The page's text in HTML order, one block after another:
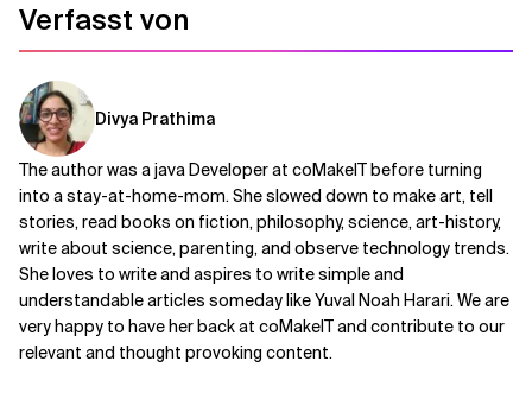
Verfasst von
Divya Prathima
The author was a java Developer at coMakeIT before turning
into a stay-at-home-mom. She slowed down to make art, tell
stories, read books on fiction, philosophy, science, art-history,
write about science, parenting, and observe technology trends.
She loves to write and aspires to write simple and
understandable articles someday like Yuval Noah Harari. We are
very happy to have her back at coMakeIT and contribute to our
relevant and thought provoking content.